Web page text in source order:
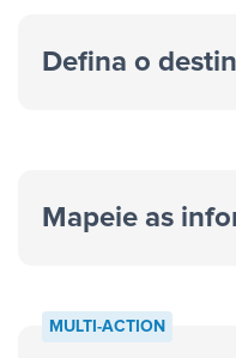
Defina o
Mapeie as
MULTI-ACTION